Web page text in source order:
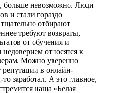
больше невозможно. Люди
и стали гораздо
отбирают
требуют возвраты,
от обучения и
относятся к
Можно уверенно
репутации в онлайн-
заработал. А это главное,
наша «Белая